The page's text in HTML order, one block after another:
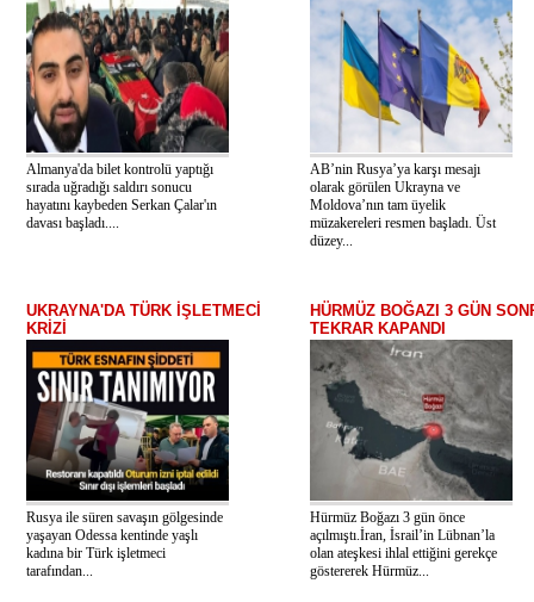
Almanya'da bilet kontrolü yaptığı
sırada uğradığı saldırı sonucu
hayatını kaybeden Serkan Çalar'ın
davası başladı....
AB’nin Rusya’ya karşı mesajı
olarak görülen Ukrayna ve
Moldova’nın tam üyelik
müzakereleri resmen başladı. Üst
düzey...
UKRAYNA'DA TÜRK İŞLETMECİ
KRİZİ
Rusya ile süren savaşın gölgesinde
yaşayan Odessa kentinde yaşlı
kadına bir Türk işletmeci
tarafından...
HÜRMÜZ BOĞAZI 3 GÜN
TEKRAR KAPANDI
Hürmüz Boğazı 3 gün önce
açılmıştı.İran, İsrail’in Lübnan’la
olan ateşkesi ihlal ettiğini gerekçe
göstererek Hürmüz...